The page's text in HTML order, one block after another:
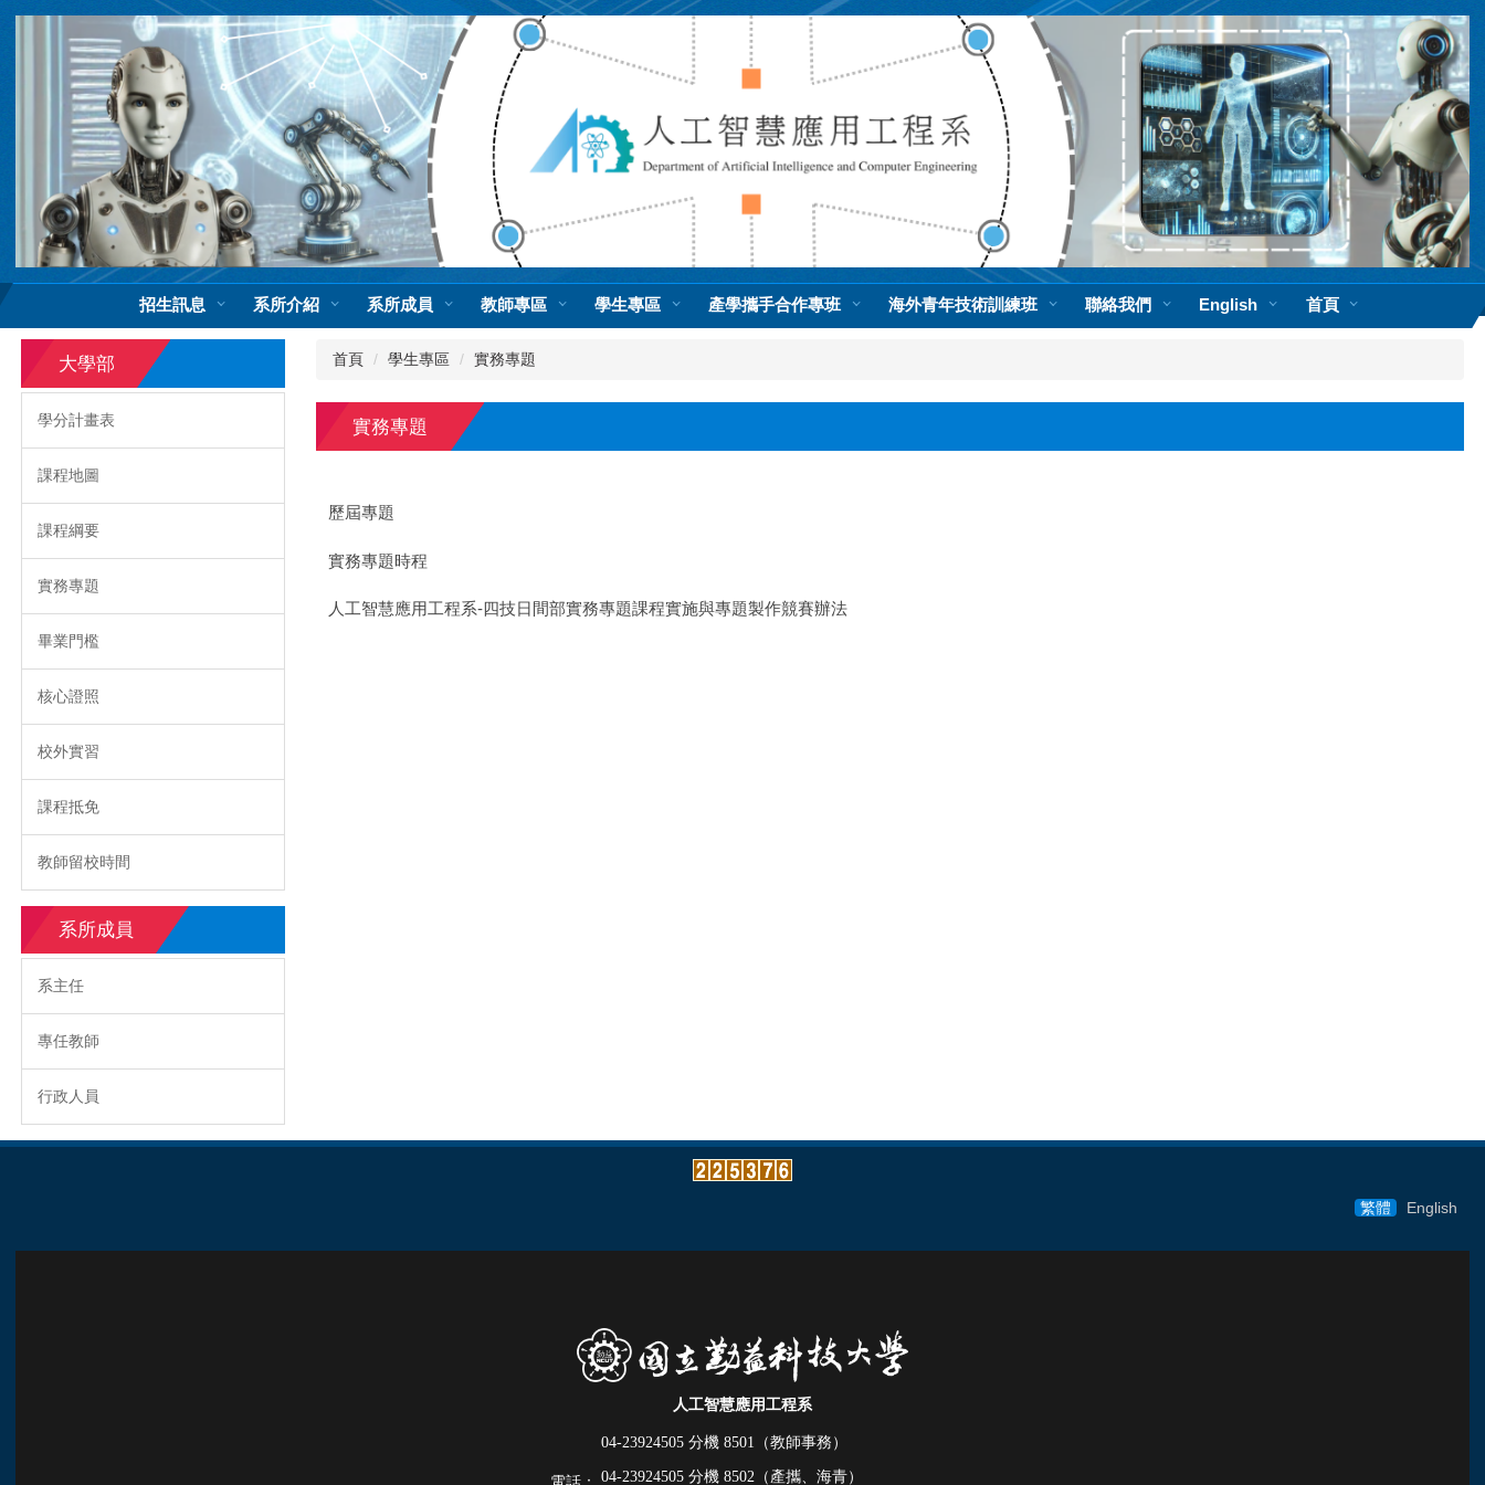
跳
招生訊息 系所介紹 系所成員 教師專區 學生專區 產學攜手合作專班 海外青年技術訓練班 聯絡我們 English 首頁
大學部
學分計畫表
課程地圖
課程綱要
實務專題
畢業門檻
核心證照
校外實習
課程抵免
教師留校時間
系所成員
系主任
專任教師
行政人員
首頁 學生專區 實務專題
實務專題
歷屆專題
實務專題時程
人工智慧應用工程系-四技日間部實務專題課程實施與專題製作競賽辦法
繁體 English
人工智慧應用工程系
04-23924505 分機 8501（教師事務）
04-23924505 分機 8502（產攜、海青）